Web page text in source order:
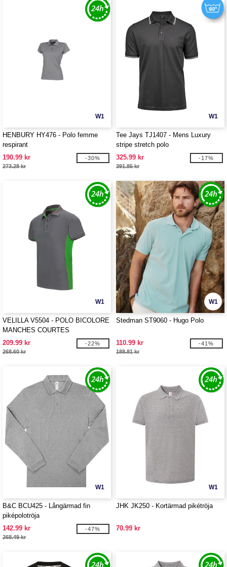
W1
HENBURY HY476 - Polo femme
respirant
190.99 kr
273.28 kr
-30%
W1
Tee Jays TJ1407 - Mens Luxury
stripe stretch polo
325.99 kr
391.85 kr
-17%
W1
VELILLA V5504 - POLO BICOLORE
MANCHES COURTES
209.99 kr
268.60 kr
-22%
W1
Stedman ST9060 - Hugo Polo
110.99 kr
188.81 kr
-41%
W1
B&C BCU425 - Långärmad fin
piképolotröja
142.99 kr
268.49 kr
-47%
W1
JHK JK250 - Kortärmad pikétröja
70.99 kr